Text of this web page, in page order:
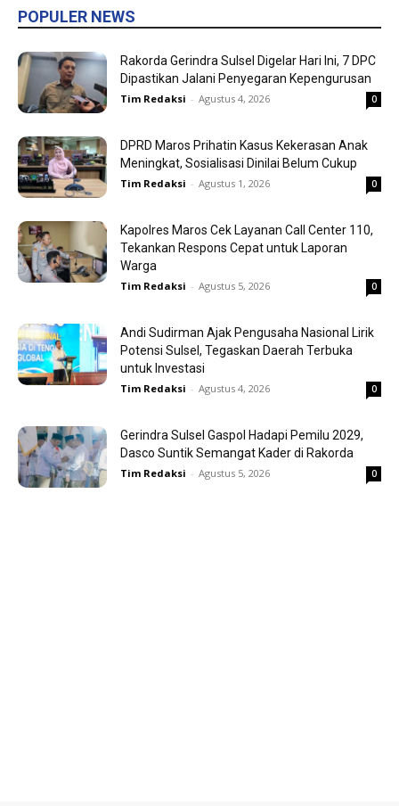
POPULER NEWS
Rakorda Gerindra Sulsel Digelar Hari Ini, 7 DPC
Dipastikan Jalani Penyegaran Kepengurusan
Tim Redaksi - Agustus 4, 2026 0
DPRD Maros Prihatin Kasus Kekerasan Anak
Meningkat, Sosialisasi Dinilai Belum Cukup
Tim Redaksi - Agustus 1, 2026 0
Kapolres Maros Cek Layanan Call Center 110,
Tekankan Respons Cepat untuk Laporan
Warga
Tim Redaksi - Agustus 5, 2026 0
Andi Sudirman Ajak Pengusaha Nasional Lirik
Potensi Sulsel, Tegaskan Daerah Terbuka
untuk Investasi
Tim Redaksi - Agustus 4, 2026 0
Gerindra Sulsel Gaspol Hadapi Pemilu 2029,
Dasco Suntik Semangat Kader di Rakorda
Tim Redaksi - Agustus 5, 2026 0